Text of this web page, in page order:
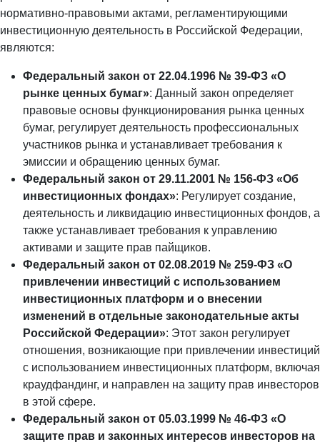
нормативно-правовыми актами, регламентирующими
инвестиционную деятельность в Российской Федерации,
являются:
Федеральный закон от 22.04.1996 № 39-ФЗ «О
рынке ценных бумаг»: Данный закон определяет
правовые основы функционирования рынка ценных
бумаг, регулирует деятельность профессиональных
участников рынка и устанавливает требования к
эмиссии и обращению ценных бумаг.
Федеральный закон от 29.11.2001 № 156-ФЗ «Об
инвестиционных фондах»: Регулирует создание,
деятельность и ликвидацию инвестиционных фондов, а
также устанавливает требования к управлению
активами и защите прав пайщиков.
Федеральный закон от 02.08.2019 № 259-ФЗ «О
привлечении инвестиций с использованием
инвестиционных платформ и о внесении
изменений в отдельные законодательные акты
Российской Федерации»: Этот закон регулирует
отношения, возникающие при привлечении инвестиций
с использованием инвестиционных платформ, включая
краудфандинг, и направлен на защиту прав инвесторов
в этой сфере.
Федеральный закон от 05.03.1999 № 46-ФЗ «О
защите прав и законных интересов инвесторов на